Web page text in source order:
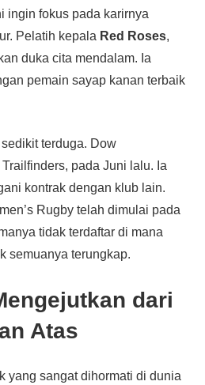
ingin fokus pada karirnya
Pelatih kepala Red Roses,
duka cita mendalam. Ia
pemain sayap kanan terbaik
terduga. Dow
pada Juni lalu. Ia
kontrak dengan klub lain.
Rugby telah dimulai pada
tidak terdaftar di mana
semuanya terungkap.
dari
Atas
yang sangat dihormati di dunia